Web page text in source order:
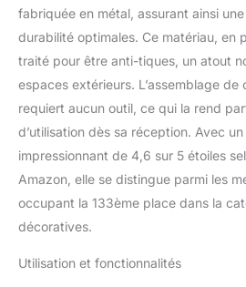
et
coloris
une
votre
intérieur
fabriquée en métal, assurant ainsi
durabilité optimales. Ce matériau, en
traité pour être anti-tiques, un atout
espaces extérieurs. L’assemblage
requiert aucun outil, ce qui la rend
d’utilisation dès sa réception. Avec
impressionnant de 4,6 sur 5 étoiles
Amazon, elle se distingue parmi les
occupant la 133ème place dans la
décoratives.
Utilisation et fonctionnalités